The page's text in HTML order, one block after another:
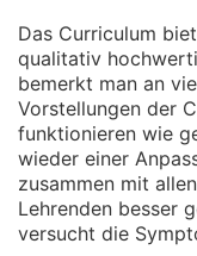
Das Curriculum
qualitativ
bemerkt man an
Vorstellungen der
funktionieren wie
wieder einer
zusammen mit
Lehrenden besser
versucht die